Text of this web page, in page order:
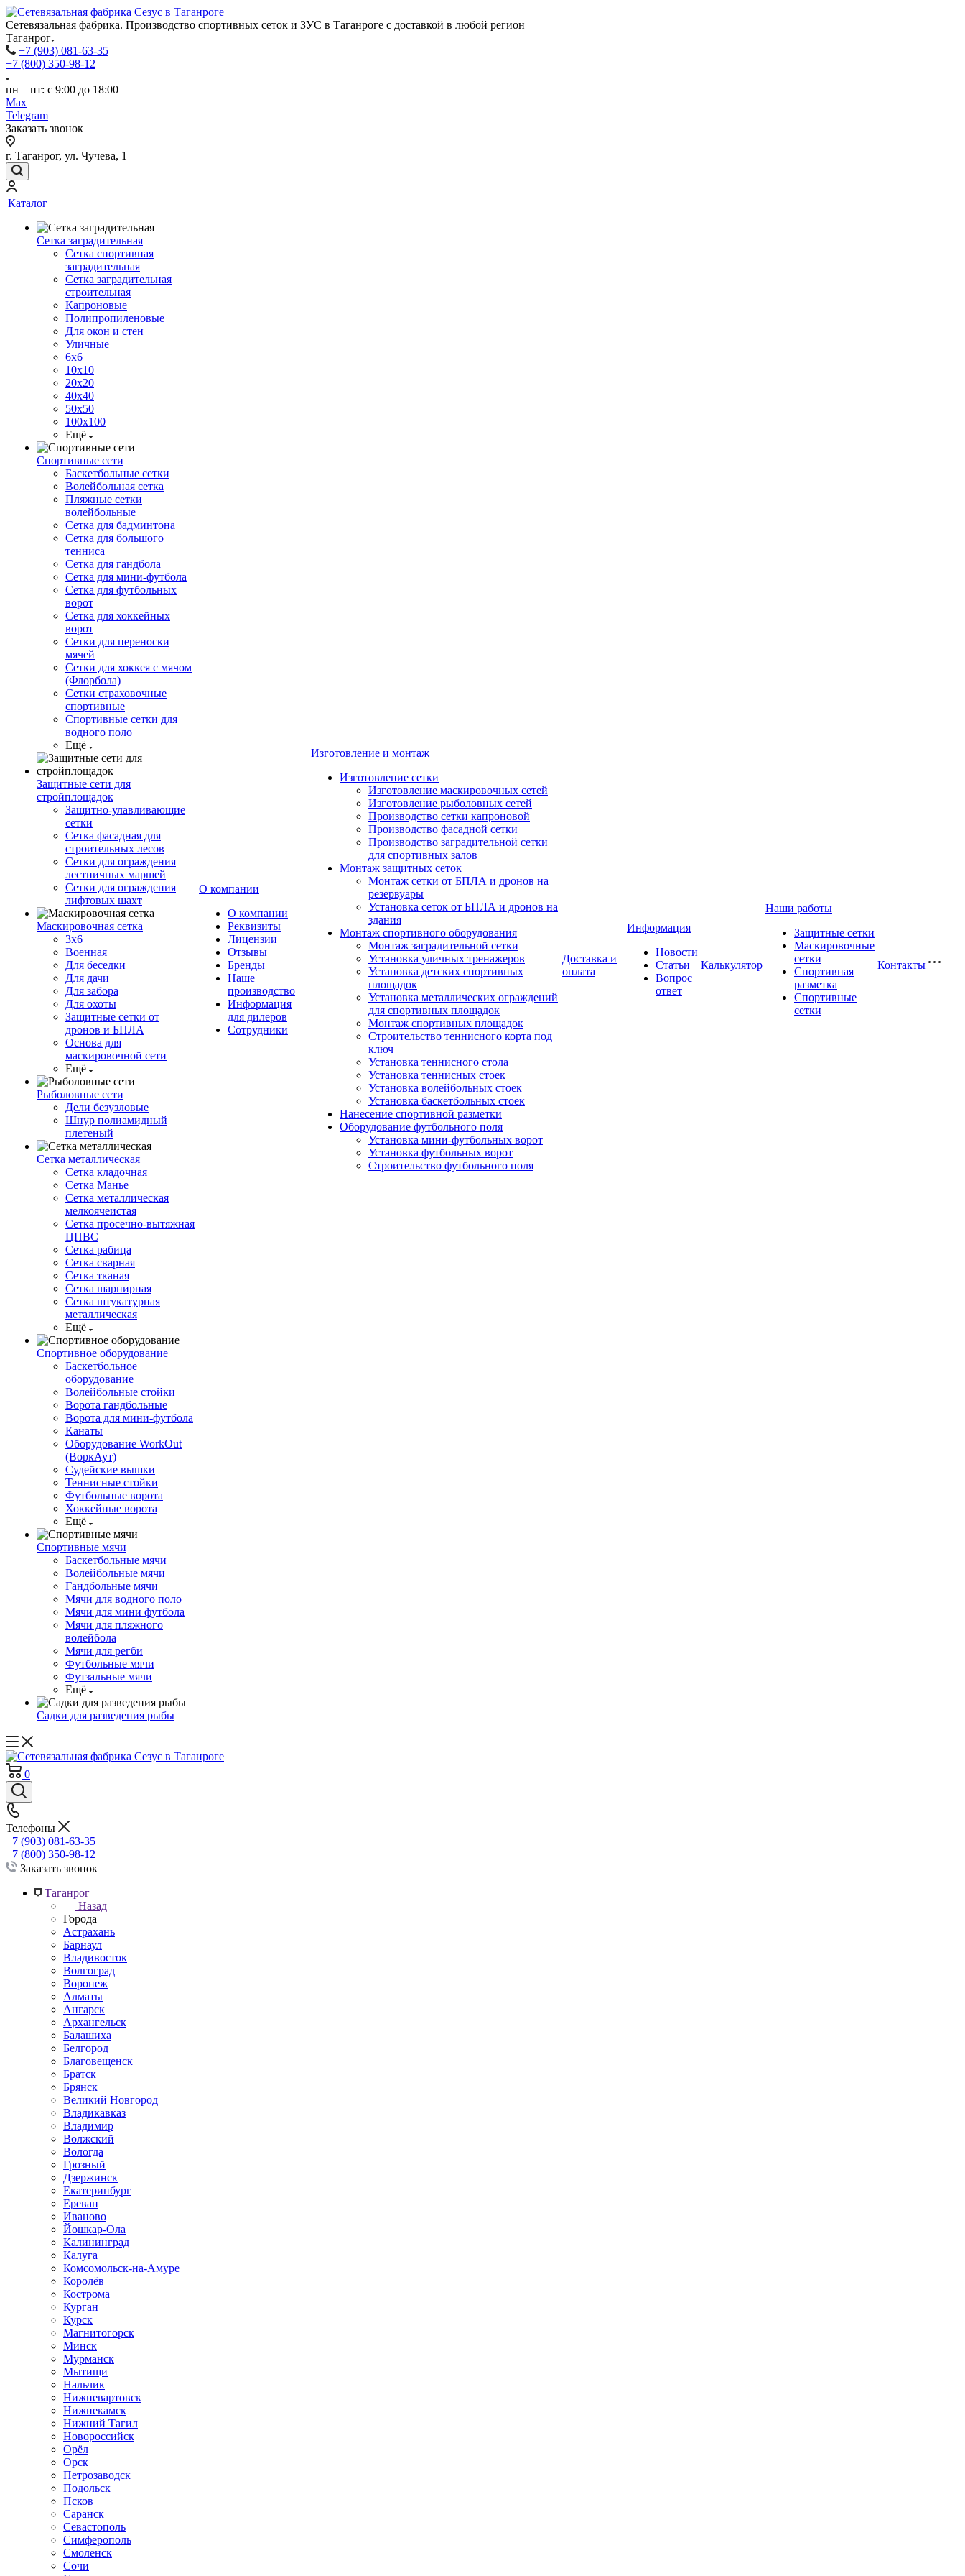
Сетевязальная фабрика. Производство спортивных сеток и ЗУС в Таганроге с доставкой в любой регион
Таганрог
+7 (903) 081-63-35
+7 (800) 350-98-12
пн – пт: с 9:00 до 18:00
Max
Telegram
Заказать звонок
г. Таганрог, ул. Чучева, 1
Каталог
Сетка заградительная
Сетка спортивная
заградительная
Сетка заградительная
строительная
Капроновые
Полипропиленовые
Для окон и стен
Уличные
6х6
10х10
20х20
40х40
50х50
100х100
Ещё
Спортивные сети
Баскетбольные сетки
Волейбольная сетка
Пляжные сетки
волейбольные
Сетка для бадминтона
Сетка для большого
тенниса
Сетка для гандбола
Сетка для мини-футбола
Сетка для футбольных
ворот
Сетка для хоккейных
ворот
Сетки для переноски
мячей
Сетки для хоккея с мячом
(Флорбола)
Сетки страховочные
спортивные
Спортивные сетки для
водного поло
Ещё
Защитные сети для
стройплощадок
Защитно-улавливающие
сетки
Сетка фасадная для
строительных лесов
Сетки для ограждения
лестничных маршей
Сетки для ограждения
лифтовых шахт
Маскировочная сетка
3х6
Военная
Для беседки
Для дачи
Для забора
Для охоты
Защитные сетки от
дронов и БПЛА
Основа для
маскировочной сети
Ещё
Рыболовные сети
Дели безузловые
Шнур полиамидный
плетеный
Сетка металлическая
Сетка кладочная
Сетка Манье
Сетка металлическая
мелкоячеистая
Сетка просечно-вытяжная
ЦПВС
Сетка рабица
Сетка сварная
Сетка тканая
Сетка шарнирная
Сетка штукатурная
металлическая
Ещё
Спортивное оборудование
Баскетбольное
оборудование
Волейбольные стойки
Ворота гандбольные
Ворота для мини-футбола
Канаты
Оборудование WorkOut
(ВоркАут)
Судейские вышки
Теннисные стойки
Футбольные ворота
Хоккейные ворота
Ещё
Спортивные мячи
Баскетбольные мячи
Волейбольные мячи
Гандбольные мячи
Мячи для водного поло
Мячи для мини футбола
Мячи для пляжного
волейбола
Мячи для регби
Футбольные мячи
Футзальные мячи
Ещё
Садки для разведения рыбы
О компании
О компании
Реквизиты
Лицензии
Отзывы
Бренды
Наше
производство
Информация
для дилеров
Сотрудники
Изготовление и монтаж
Изготовление сетки
Изготовление маскировочных сетей
Изготовление рыболовных сетей
Производство сетки капроновой
Производство фасадной сетки
Производство заградительной сетки
для спортивных залов
Монтаж защитных сеток
Монтаж сетки от БПЛА и дронов на
резервуары
Установка сеток от БПЛА и дронов на
здания
Монтаж спортивного оборудования
Монтаж заградительной сетки
Установка уличных тренажеров
Установка детских спортивных
площадок
Установка металлических ограждений
для спортивных площадок
Монтаж спортивных площадок
Строительство теннисного корта под
ключ
Установка теннисного стола
Установка теннисных стоек
Установка волейбольных стоек
Установка баскетбольных стоек
Нанесение спортивной разметки
Оборудование футбольного поля
Установка мини-футбольных ворот
Установка футбольных ворот
Строительство футбольного поля
Доставка и
оплата
Информация
Новости
Статьи
Вопрос
ответ
Калькулятор
Наши работы
Защитные сетки
Маскировочные
сетки
Спортивная
разметка
Спортивные
сетки
Контакты
0
Телефоны
+7 (903) 081-63-35
+7 (800) 350-98-12
Заказать звонок
Таганрог
Назад
Города
Астрахань
Барнаул
Владивосток
Волгоград
Воронеж
Алматы
Ангарск
Архангельск
Балашиха
Белгород
Благовещенск
Братск
Брянск
Великий Новгород
Владикавказ
Владимир
Волжский
Вологда
Грозный
Дзержинск
Екатеринбург
Ереван
Иваново
Йошкар-Ола
Калининград
Калуга
Комсомольск-на-Амуре
Королёв
Кострома
Курган
Курск
Магнитогорск
Минск
Мурманск
Мытищи
Нальчик
Нижневартовск
Нижнекамск
Нижний Тагил
Новороссийск
Орёл
Орск
Петрозаводск
Подольск
Псков
Саранск
Севастополь
Симферополь
Смоленск
Сочи